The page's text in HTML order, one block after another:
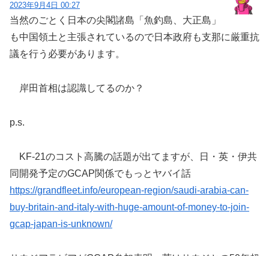
2023年9月4日 00:27
当然のごとく日本の尖閣諸島「魚釣島、大正島」
も中国領土と主張されているので日本政府も支那に厳重抗
議を行う必要があります。
岸田首相は認識してるのか？
p.s.
KF-21のコスト高騰の話題が出てますが、日・英・伊共
同開発予定のGCAP関係でもっとヤバイ話
https://grandfleet.info/european-region/saudi-arabia-can-
buy-britain-and-italy-with-huge-amount-of-money-to-join-
gcap-japan-is-unknown/